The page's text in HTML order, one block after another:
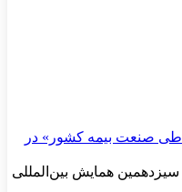
همایش بین‌المللی